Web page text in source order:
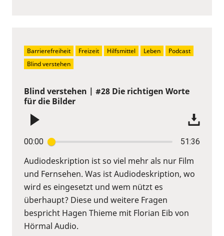
Blind verstehen | #28 Die richtigen Worte
für die Bilder
00:00 51:36
Audiodeskription ist so viel mehr als nur Film
und Fernsehen. Was ist Audiodeskription, wo
wird es eingesetzt und wem nützt es
überhaupt? Diese und weitere Fragen
bespricht Hagen Thieme mit Florian Eib von
Hörmal Audio.
Barrierefreiheit Freizeit Hilfsmittel Leben
Podcast
Blind verstehen